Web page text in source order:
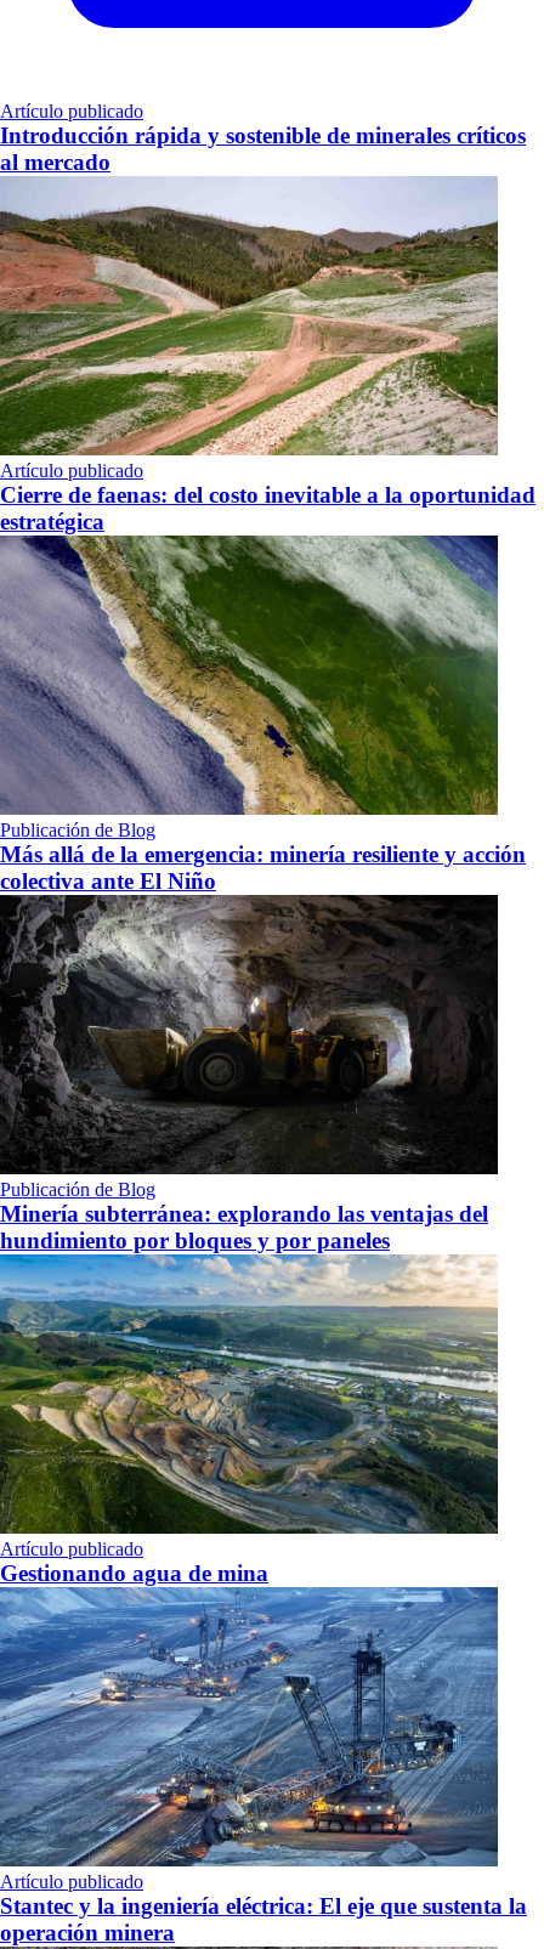
Artículo publicado
Introducción rápida y sostenible de minerales críticos
al mercado
Artículo publicado
Cierre de faenas: del costo inevitable a la oportunidad
estratégica
Publicación de Blog
Más allá de la emergencia: minería resiliente y acción
colectiva ante El Niño
Publicación de Blog
Minería subterránea: explorando las ventajas del
hundimiento por bloques y por paneles
Artículo publicado
Gestionando agua de mina
Artículo publicado
Stantec y la ingeniería eléctrica: El eje que sustenta la
operación minera